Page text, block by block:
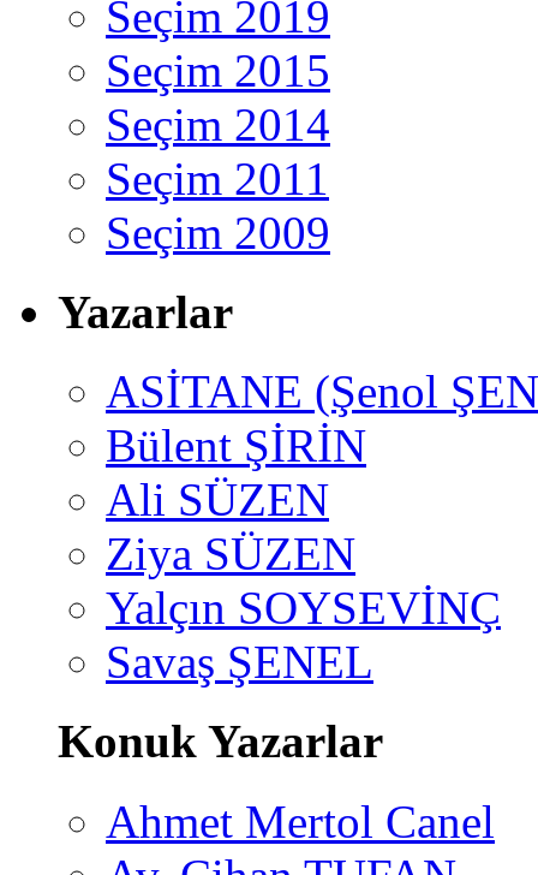
Seçim 2019
Seçim 2015
Seçim 2014
Seçim 2011
Seçim 2009
Yazarlar
ASİTANE (Şenol
Bülent ŞİRİN
Ali SÜZEN
Ziya SÜZEN
Yalçın SOYSEVİNÇ
Savaş ŞENEL
Konuk Yazarlar
Ahmet Mertol Canel